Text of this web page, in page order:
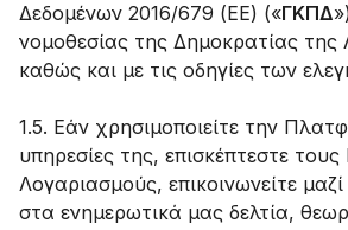
Δεδομένων 2016/679 (ΕΕ) («ΓΚΠΔ
νομοθεσίας της Δημοκρατίας της
καθώς και με τις οδηγίες των
1.5. Εάν χρησιμοποιείτε την
υπηρεσίες της, επισκέπτεστε
Λογαριασμούς, επικοινωνείτε
στα ενημερωτικά μας δελτία,